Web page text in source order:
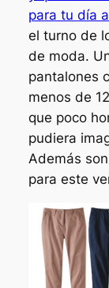
para tu día
el turno de
de moda.
pantalones
menos de
que poco
pudiera
Además
para este